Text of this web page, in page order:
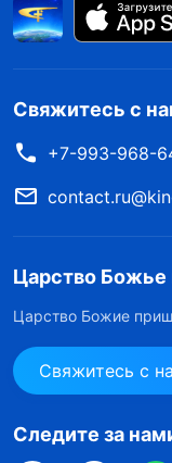
Свяжитесь с
+7-993-968-
Царство
Царство Божие
Свяжитесь с
Следите за